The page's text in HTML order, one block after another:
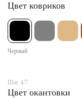
Цвет ковриков
Черный
Шаг 4/7
Цвет окантовки